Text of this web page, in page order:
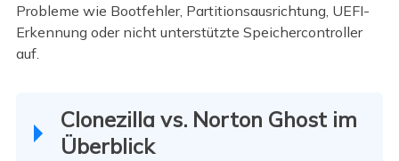
Probleme wie Bootfehler, Partitionsausrichtung, UEFI-
Erkennung oder nicht unterstützte Speichercontroller
auf.
Clonezilla vs. Norton Ghost im
Überblick